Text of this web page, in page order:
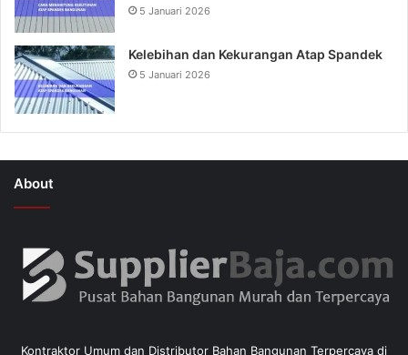
5 Januari 2026
Kelebihan dan Kekurangan Atap Spandek
5 Januari 2026
About
Kontraktor Umum dan Distributor Bahan Bangunan Terpercaya di